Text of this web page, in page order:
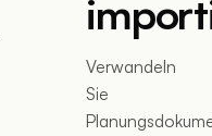
Verwandeln
Sie